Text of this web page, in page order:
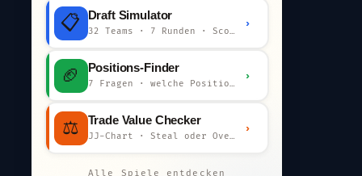
📋 Draft Simulator
32 Teams · 7 Runden · Scout-Kommentar
›
🏈 Positions-Finder
7 Fragen · welche Position bist du?
›
⚖️ Trade Value Checker
JJ-Chart · Steal oder Overpay?
›
Alle Spiele entdecken